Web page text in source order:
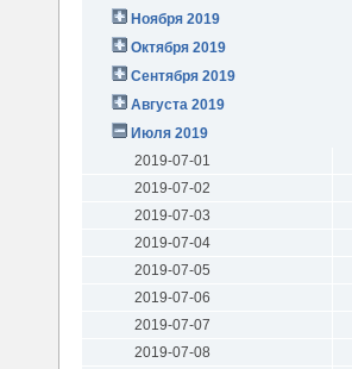
Ноября 2019
Октября 2019
Сентября 2019
Августа 2019
Июля 2019
2019-07-01
2019-07-02
2019-07-03
2019-07-04
2019-07-05
2019-07-06
2019-07-07
2019-07-08